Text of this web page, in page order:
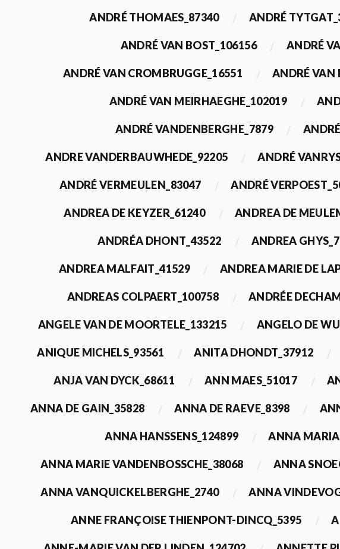
ANDRÉ THOMAES_87340 ANDRÉ
ANDRÉ VAN BOST_106156 ANDRÉ
ANDRÉ VAN CROMBRUGGE_16551 ANDRÉ VAN
ANDRÉ VAN MEIRHAEGHE_102019
ANDRÉ VANDENBERGHE_7879
ANDRE VANDERBAUWHEDE_92205 ANDRÉ
ANDRÉ VERMEULEN_83047 ANDRÉ
ANDREA DE KEYZER_61240 ANDREA DE
ANDRÉA DHONT_43522 ANDREA
ANDREA MALFAIT_41529 ANDREA MARIE DE
ANDREAS COLPAERT_100758 ANDRÉE
ANGELE VAN DE MOORTELE_133215 ANGELO DE
ANIQUE MICHELS_93561 ANITA DHONDT_37912
ANJA VAN DYCK_68611 ANN MAES_51017
ANNA DE GAIN_35828 ANNA DE RAEVE_8398
ANNA HANSSENS_124899 ANNA
ANNA MARIE VANDENBOSSCHE_38068 ANNA
ANNA VANQUICKELBERGHE_2740 ANNA
ANNE FRANÇOISE THIENPONT-DINCQ_5395